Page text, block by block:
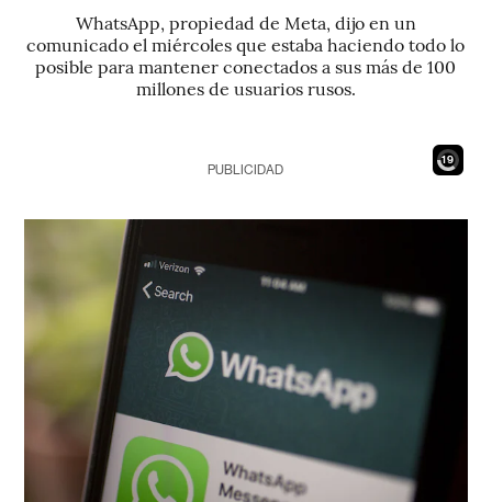
WhatsApp, propiedad de Meta, dijo en un
comunicado el miércoles que estaba haciendo todo lo
posible para mantener conectados a sus más de 100
millones de usuarios rusos.
17
PUBLICIDAD